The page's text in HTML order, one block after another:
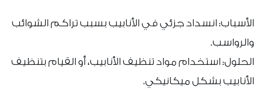
الأسباب: انسداد جزئي في الأنابيب بسبب تراكم الشوائب
والرواسب.
الحلول: استخدام مواد تنظيف الأنابيب، أو القيام بتنظيف
الأنابيب بشكل ميكانيكي.